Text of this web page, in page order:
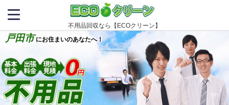
不用品回収なら【ECOクリーン】
戸田市 にお住まいのあなたへ！